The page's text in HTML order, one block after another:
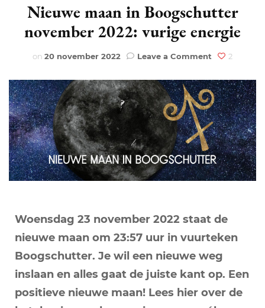
Nieuwe maan in Boogschutter
november 2022: vurige energie
on 20 november 2022 Leave a Comment on
maan
in
november
2022:
vurige
energie
2
Woensdag 23 november 2022 staat de
nieuwe maan om 23:57 uur in vuurteken
Boogschutter. Je wil een nieuwe weg
inslaan en alles gaat de juiste kant op. Een
positieve nieuwe maan! Lees hier over de